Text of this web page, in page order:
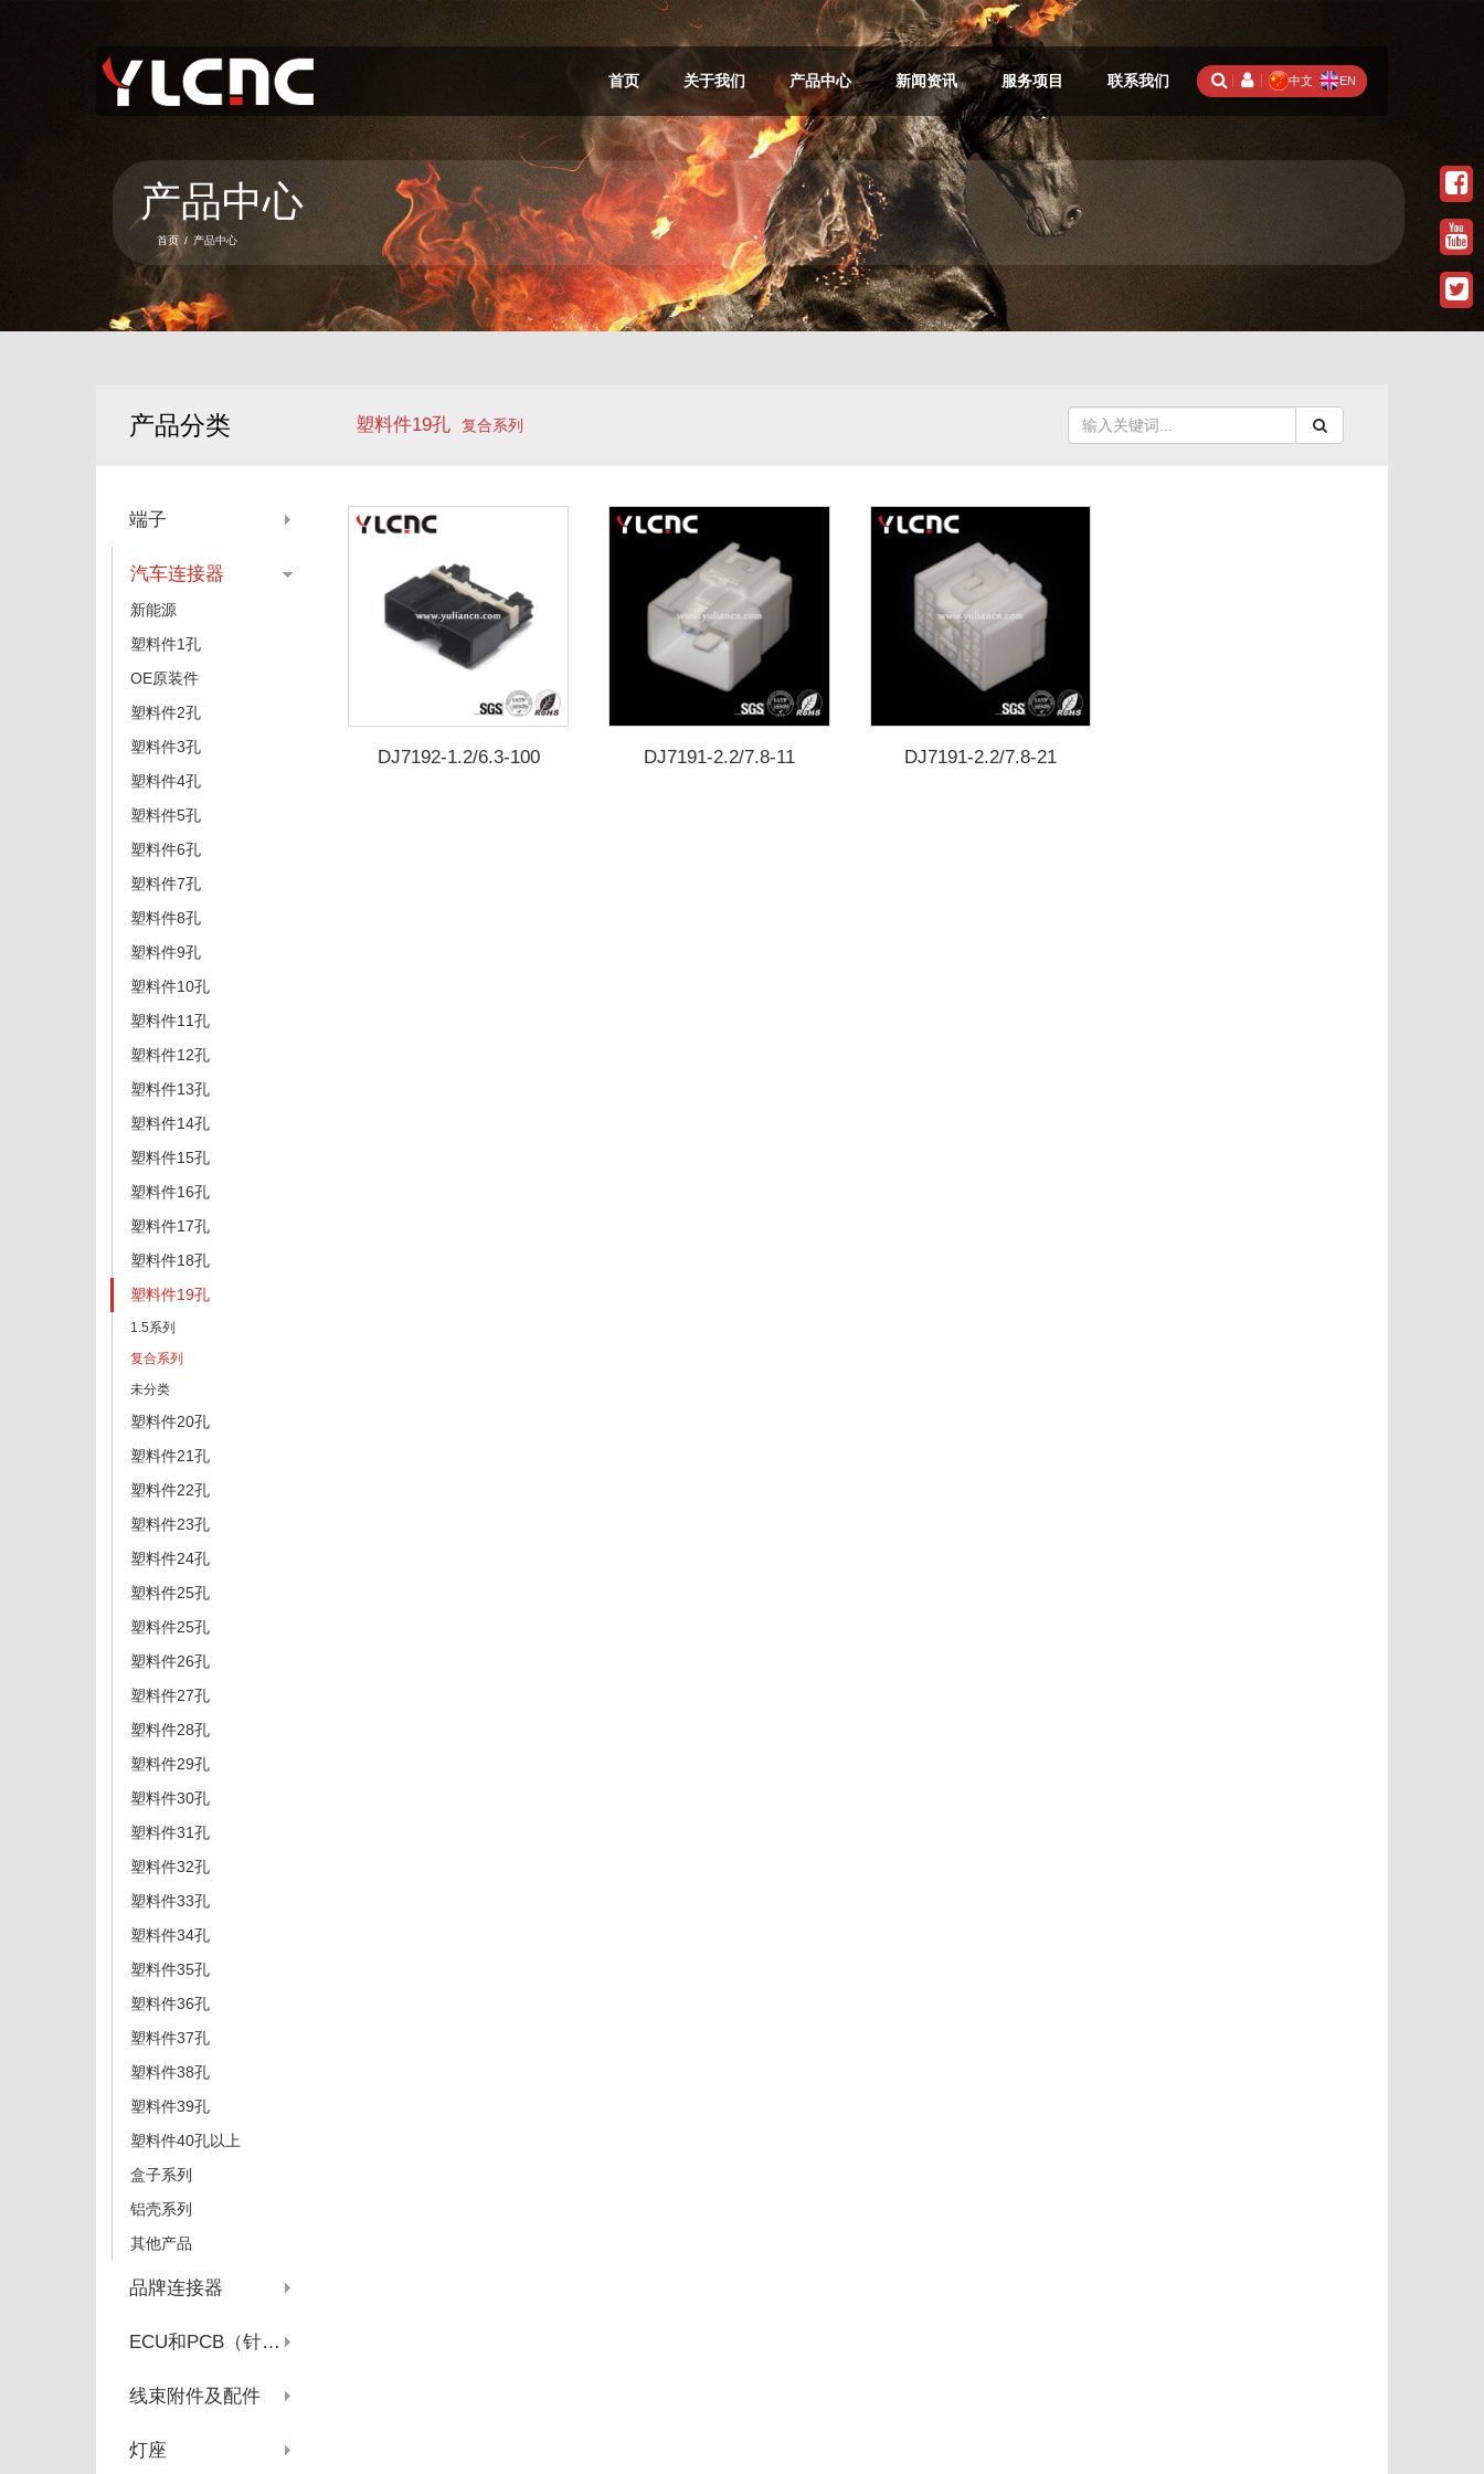
中文 EN
首页 关于我们 产品中心 新闻资讯 服务项目 联系我们
产品中心
联系我们
产品中心
首页 / 产品中心
产品分类 塑料件19孔 复合系列
端子
汽车连接器
新能源
塑料件1孔
OE原装件
塑料件2孔
塑料件3孔
塑料件4孔
塑料件5孔
塑料件6孔
塑料件7孔
塑料件8孔
塑料件9孔
塑料件10孔
塑料件11孔
塑料件12孔
塑料件13孔
塑料件14孔
塑料件15孔
塑料件16孔
塑料件17孔
塑料件18孔
塑料件19孔
1.5系列
复合系列
未分类
塑料件20孔
塑料件21孔
塑料件22孔
塑料件23孔
塑料件24孔
塑料件25孔
塑料件25孔
塑料件26孔
塑料件27孔
塑料件28孔
塑料件29孔
塑料件30孔
塑料件31孔
塑料件32孔
塑料件33孔
塑料件34孔
塑料件35孔
塑料件36孔
塑料件37孔
塑料件38孔
塑料件39孔
塑料件40孔以上
盒子系列
铝壳系列
其他产品
品牌连接器
ECU和PCB（针座系列）
线束附件及配件
灯座
DJ7192-1.2/6.3-100
DJ7191-2.2/7.8-11 DJ7191-2.2/7.8-21